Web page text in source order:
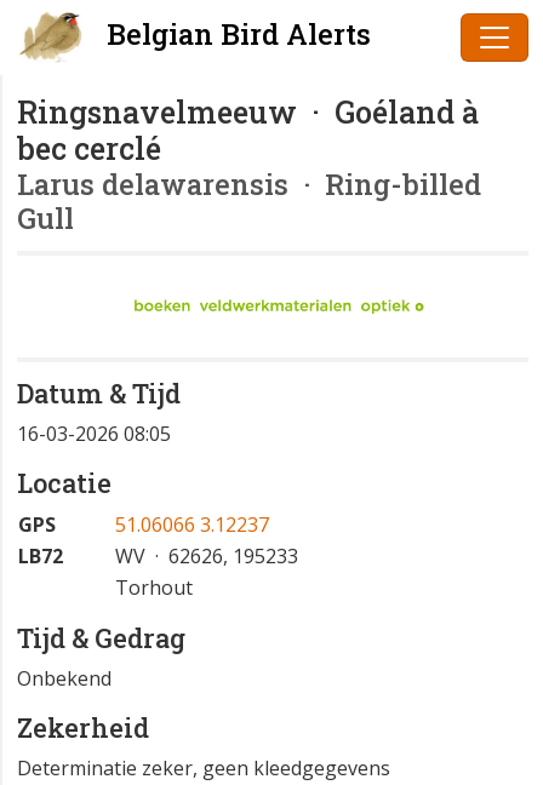
Belgian Bird Alerts
Ringsnavelmeeuw · Goéland à
bec cerclé
Larus delawarensis · Ring-billed
Gull
Datum & Tijd
16-03-2026 08:05
Locatie
GPS
51.06066 3.12237
LB72
WV · 62626, 195233
Torhout
Tijd & Gedrag
Onbekend
Zekerheid
Determinatie zeker, geen kleedgegevens